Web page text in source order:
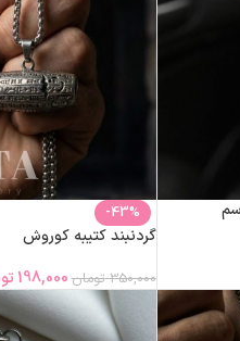
-43%
گردنبند کتیبه کوروش
350,000 تومان198,000